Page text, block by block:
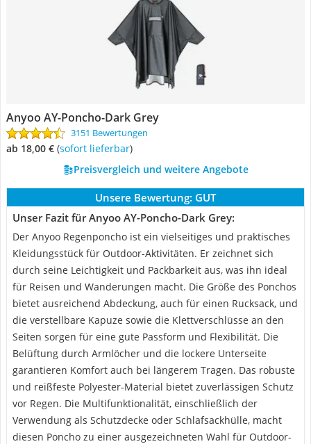
Anyoo ‎AY-Poncho-Dark Grey
3151 Bewertungen
ab 18,00 € ( Sofort lieferbar)
Preisvergleich und weitere Angebote
Unsere Bewertung: GUT
Unser Fazit für Anyoo ‎AY-Poncho-Dark Grey:
Der Anyoo Regenponcho ist ein vielseitiges und praktisches
Kleidungsstück für Outdoor-Aktivitäten. Er zeichnet sich
durch seine Leichtigkeit und Packbarkeit aus, was ihn ideal
für Reisen und Wanderungen macht. Die Größe des Ponchos
bietet ausreichend Abdeckung, auch für einen Rucksack, und
die verstellbare Kapuze sowie die Klettverschlüsse an den
Seiten sorgen für eine gute Passform und Flexibilität. Die
Belüftung durch Armlöcher und die lockere Unterseite
garantieren Komfort auch bei längerem Tragen. Das robuste
und reißfeste Polyester-Material bietet zuverlässigen Schutz
vor Regen. Die Multifunktionalität, einschließlich der
Verwendung als Schutzdecke oder Schlafsackhülle, macht
diesen Poncho zu einer ausgezeichneten Wahl für Outdoor-